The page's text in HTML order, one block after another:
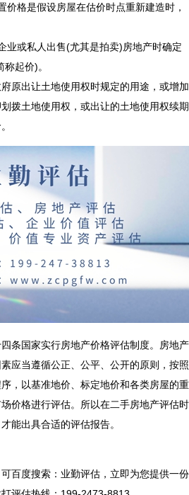
价格是假设房屋在估价时点重新建造时，
业或私人出售(尤其是拍卖)房地产时确定
起价)。
原出让土地使用权时规定的用途，或增加
拨土地使用权，或出让的土地使用权续期
四条国家实行房地产价格评估制度。房地产
应当遵循公正、公平、公开的原则，按照
，以基准地价、标定地价和各类房屋的重
价格进行评估。所以在二手房地产评估时
能出具合适的评估报告。
百度搜索：业勤评估，立即为您提供一份